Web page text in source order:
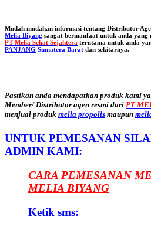
Mudah mudahan informasi tentang Distributor
Melia Biyang sangat bermanfaat untuk anda
PT Melia Sehat Sejahtera terutama untuk anda
PANJANG Sumatera Barat dan sekitarnya.
Pastikan anda mendapatkan produk kami
Member/ Distributor agen resmi dari PT
menjual produk melia propolis maupun
UNTUK PEMESANAN
ADMIN KAMI:
CARA PEMESANAN
MELIA BIYANG
Ketik sms: